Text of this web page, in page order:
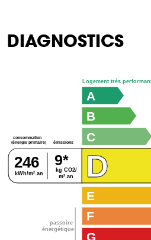
DIAGNOSTICS
passoire
énergétique
consommation
(énergie primaire) émissions
kg CO2/
m².an
kWh/m².an
246 9*
G
F
E
D
C
B
A
Logement très